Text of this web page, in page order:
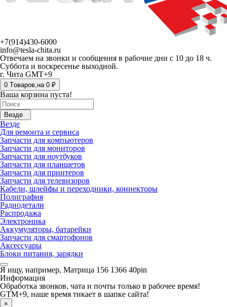
+7(914)430-6000
info@tesla-chita.ru
Отвечаем на звонки и сообщения в рабочие дни с 10 до 18 ч.
Суббота и воскресенье выходной.
г. Чита GMT+9
0 Tоваров,на 0 ₽
Ваша корзина пуста!
Везде
Везде
Для ремонта и сервиса
Запчасти для компьютеров
Запчасти для мониторов
Запчасти для ноутбуков
Запчасти для планшетов
Запчасти для принтеров
Запчасти для телевизоров
Кабели, шлейфы и переходники, коннекторы
Полиграфия
Радиодетали
Распродажа
Электроника
Аккумуляторы, батарейки
Запчасти для смартофонов
Аксессуары
Блоки питания, зарядки
Я ищу, например, Матрица 156 1366 40pin
Информация
Обработка звонков, чата и почты только в рабочее время!
GTM+9, наше время тикает в шапке сайта!
×